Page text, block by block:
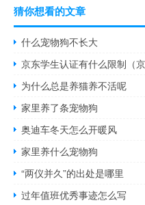
猜你想看的文章
什么宠物狗不长大
京东学生认证有什么限制（
为什么总是养猫养不活呢
家里养了条宠物狗
奥迪车冬天怎么开暖风
家里养什么宠物狗
“两仪并久”的出处是哪里
过年值班优秀事迹怎么写